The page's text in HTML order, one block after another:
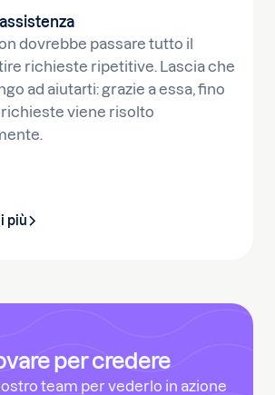
dovrebbe passare tutto il
richieste ripetitive. Lascia che
ad aiutarti: grazie a essa, fino
richieste viene risolto
più
per credere
team per vederlo in azione